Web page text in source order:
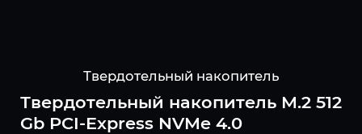
Твердотельный накопитель
Твердотельный накопитель M.2 512
Gb PCI-Express NVMe 4.0